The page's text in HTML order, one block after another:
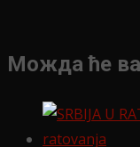
Можда ће